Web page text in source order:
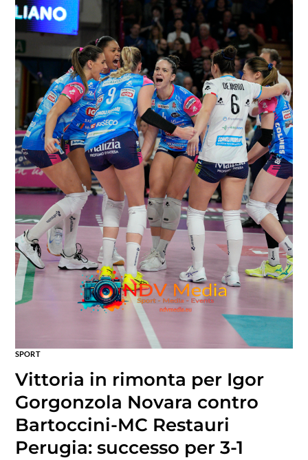
SPORT
Vittoria in rimonta per Igor
Gorgonzola Novara contro
Bartoccini-MC Restauri
Perugia: successo per 3-1